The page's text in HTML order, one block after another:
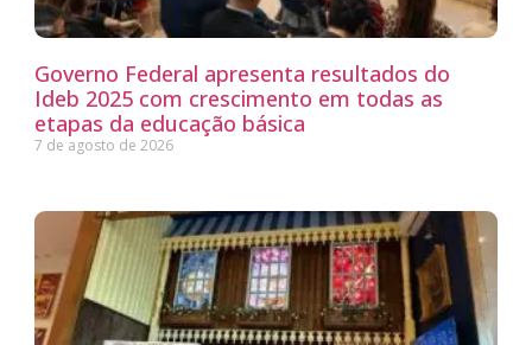
Governo Federal apresenta resultados do
Ideb 2025 com crescimento em todas as
etapas da educação básica
7 de agosto de 2026